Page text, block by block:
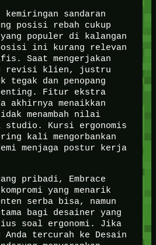
kemiringan sandaran
posisi rebah cukup
populer di kalangan
posisi ini kurang relevan
Saat mengerjakan
revisi klien, justru
dan penopang
Fitur ekstra
akhirnya menaikkan
menambah nilai
studio. Kursi ergonomis
kali mengorbankan
menjaga postur kerja
pribadi, Embrace
yang menarik
serba bisa, namun
bagi desainer yang
soal ergonomi. Jika
Anda tercurah ke Desain